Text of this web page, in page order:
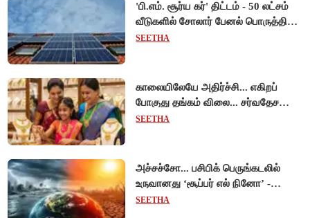
'பி.எம். சூர்ய கர்' திட்டம் - 50 லட்சம்
வீடுகளில் சோலார் பேனல் பொருத்தி
மத்திய அரசு சாதனை!
SEETHA
காலையிலேயே அதிர்ச்சி... எகிறப்
போகுது தங்கம் விலை... சர்வதேச
சந்தையில் $192 உயர்வு - இந்திய
SEETHA
அச்சச்சோ... பசிபிக் பெருங்கடலில்
உருவானது ‘சூப்பர் எல் நினோ’ -
வானிலை ஆய்வாளர் எச்சரிக்கை!
SEETHA